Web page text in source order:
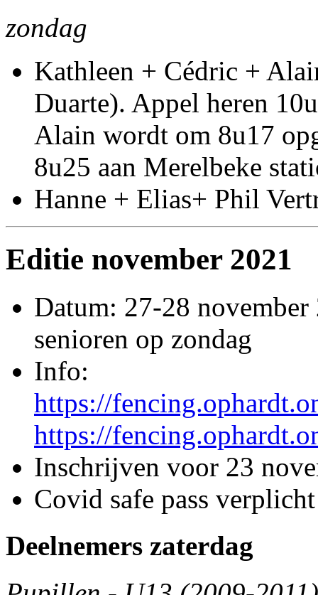
zondag
Kathleen + Cédric +
Duarte). Appel heren
Alain wordt om 8u17
8u25 aan Merelbeke
Hanne + Elias+ Phil
Editie november 2021
Datum: 27-28
senioren op zondag
Info:
https://
https://
Inschrijven voor 23
Covid safe pass verplicht
Deelnemers zaterdag